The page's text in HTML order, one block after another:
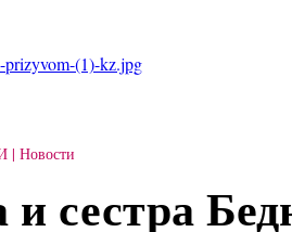
prizyvom-(1)-kz.jpg
Новости
сестра